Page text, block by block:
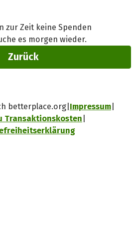
zur Zeit keine Spenden
es morgen wieder.
Zurück
betterplace.org Impressum
Transaktionskosten